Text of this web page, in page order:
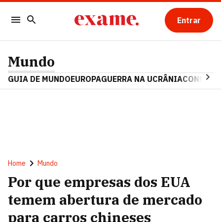
Entrar
Mundo
GUIA DE MUNDOEUROPAGUERRA NA UCRÂNIA
Home Mundo
Por que empresas dos EUA
temem abertura de mercado
para carros chineses